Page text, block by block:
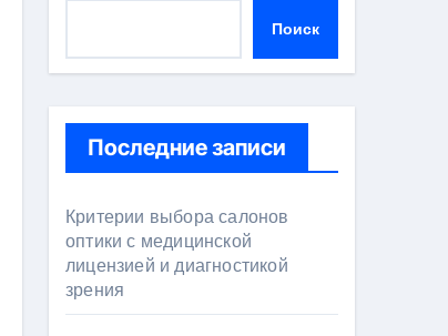
Поиск
Последние записи
Критерии выбора салонов
оптики с медицинской
лицензией и диагностикой
зрения